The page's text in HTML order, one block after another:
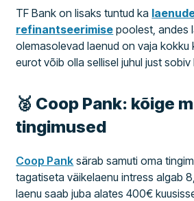
TF Bank on lisaks tuntud ka
refinantseerimise poolest, andes
olemasolevad laenud on vaja
eurot võib olla sellisel juhul just sobiv
🥈 Coop Pank: kõige
tingimused
Coop Pank särab samuti oma
tagatiseta väikelaenu intress algab
laenu saab juba alates 400€